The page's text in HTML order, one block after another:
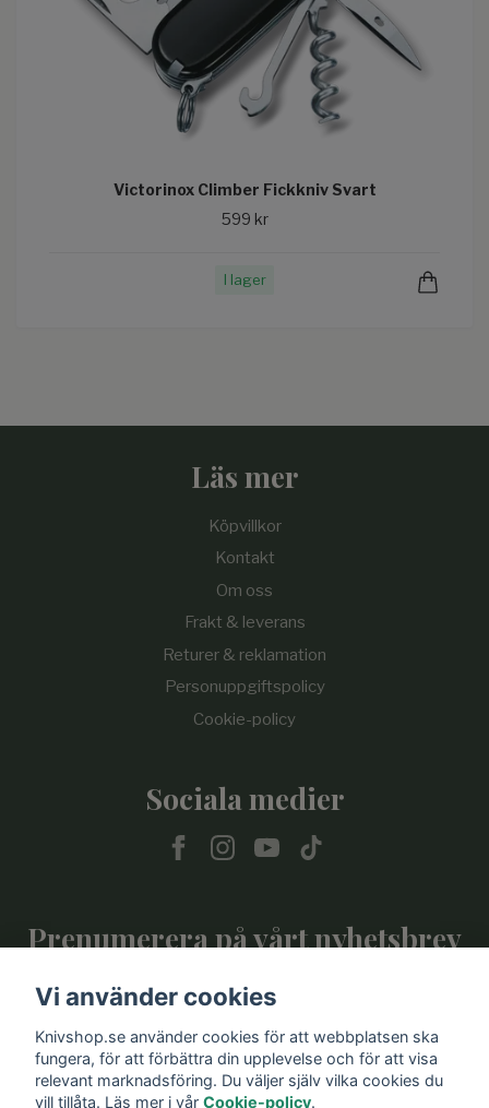
Victorinox Climber Fickkniv Svart
599 kr
I lager
Läs mer
Köpvillkor
Kontakt
Om oss
Frakt & leverans
Returer & reklamation
Personuppgiftspolicy
Cookie-policy
Sociala medier
Prenumerera på vårt nyhetsbrev
Vi använder cookies
Knivshop.se använder cookies för att webbplatsen ska
fungera, för att förbättra din upplevelse och för att visa
relevant marknadsföring. Du väljer själv vilka cookies du
vill tillåta. Läs mer i vår Cookie-policy.